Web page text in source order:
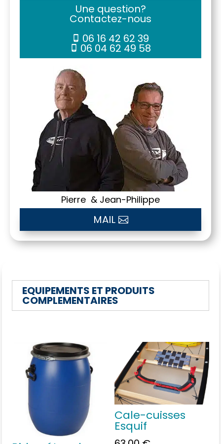
Une question?
Contactez-nous
06 16 42 62 39
06 04 62 49 58
Pierre & Jean-Philippe
MAIL
EQUIPEMENTS ET PRODUITS
COMPLEMENTAIRES
Cale-cuisses
Esquif